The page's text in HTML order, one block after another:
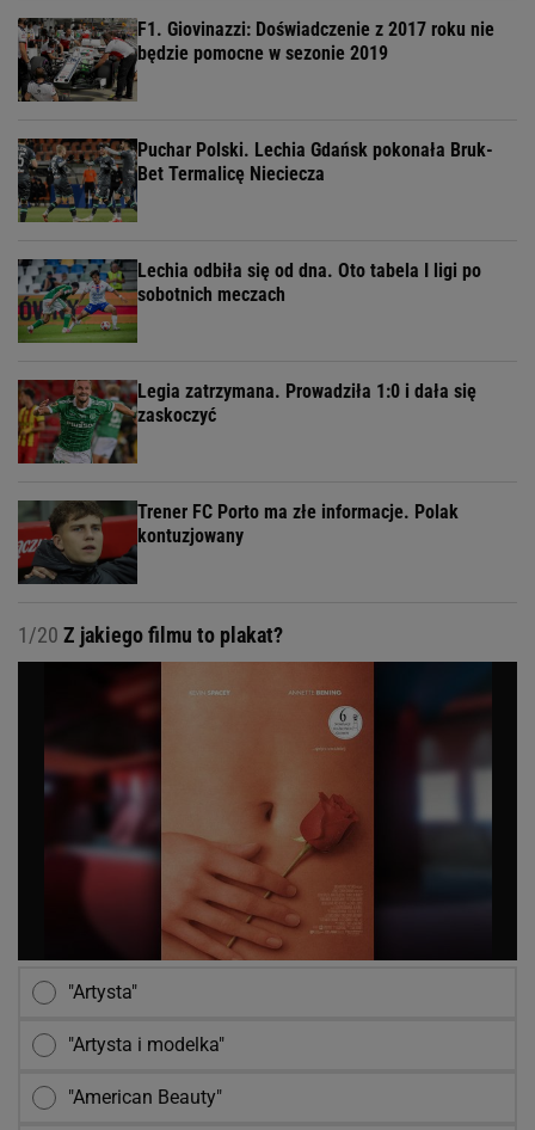
F1. Giovinazzi: Doświadczenie z 2017 roku nie
będzie pomocne w sezonie 2019
Puchar Polski. Lechia Gdańsk pokonała Bruk-
Bet Termalicę Nieciecza
Lechia odbiła się od dna. Oto tabela I ligi po
sobotnich meczach
Legia zatrzymana. Prowadziła 1:0 i dała się
zaskoczyć
Trener FC Porto ma złe informacje. Polak
kontuzjowany
1/20 Z jakiego filmu to plakat?
"Artysta"
"Artysta i modelka"
"American Beauty"